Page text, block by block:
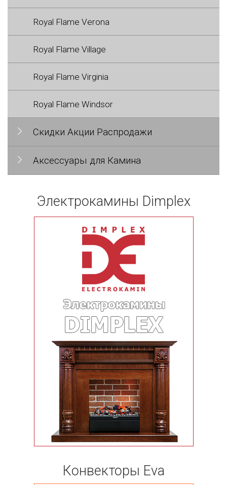
Royal Flame Verona
Royal Flame Village
Royal Flame Virginia
Royal Flame Windsor
Скидки Акции Распродажи
Аксессуары для Камина
Электрокамины Dimplex
Конвекторы Eva